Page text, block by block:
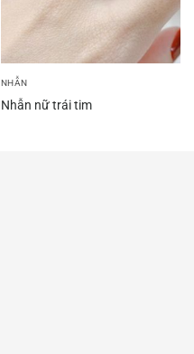
NHẪN
Nhẫn nữ trái tim